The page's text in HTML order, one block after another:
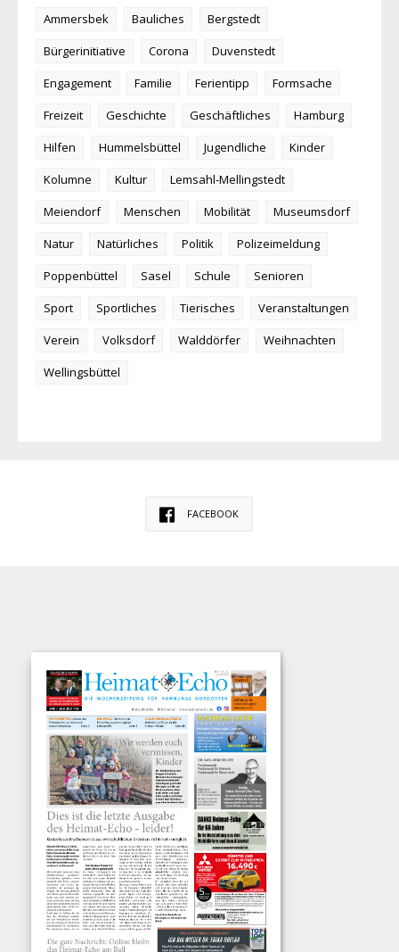
Ammersbek
Bauliches
Bergstedt
Bürgerinitiative
Corona
Duvenstedt
Engagement
Familie Ferientipp
Formsache
Freizeit
Geschichte Geschäftliches
Hamburg
Hilfen
Hummelsbüttel Jugendliche
Kinder
Kolumne
Kultur
Lemsahl-Mellingstedt
Meiendorf
Menschen Mobilität
Museumsdorf
Natur
Natürliches Politik
Polizeimeldung
Poppenbüttel
Sasel Schule
Senioren
Sport
Sportliches Tierisches
Veranstaltungen
Verein
Volksdorf Walddörfer
Weihnachten
Wellingsbüttel
FACEBOOK